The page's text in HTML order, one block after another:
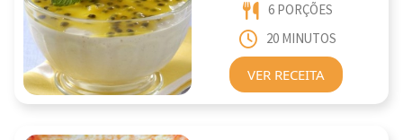
6 PORÇÕES
20 MINUTOS
VER RECEITA